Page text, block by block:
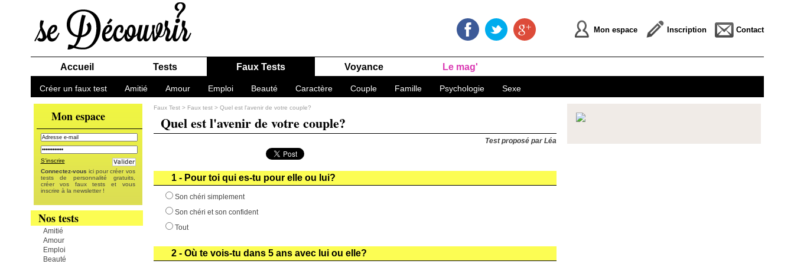
Mon espace Inscription Contact
Accueil Tests Faux Tests
Créer un faux test Amitié Amour Emploi Beauté Caractère Couple Famille Psychologie Sexe
Voyance Le mag'
Mon espace
S'inscrire
Connectez-vous ici pour créer vos
tests de personnalité gratuits,
créer vos faux tests et vous
inscrire à la newsletter !
Nos tests
Amitié
Amour
Emploi
Beauté
Faux Test> Faux test > Quel est l'avenir de votre couple?
Quel est l'avenir de votre couple?
Test proposé par Léa
1 - Pour toi qui es-tu pour elle ou lui?
Son chéri simplement
Son chéri et son confident
Tout
2 - Où te vois-tu dans 5 ans avec lui ou elle?